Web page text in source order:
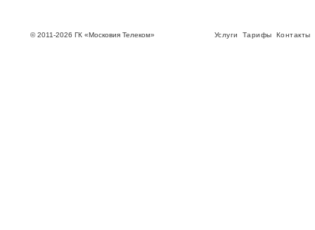
© 2011-2026 ГК «Московия Телеком» Услуги Тарифы Контакты